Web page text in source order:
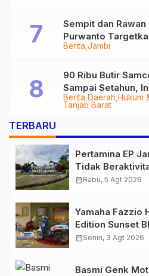
Berita Jambi
Sempit dan
Purwanto
Tungkal-Jambi
Berita Daerah Hukum
Tanjab Barat
90 Ribu Butir
Sampai Setahun,
Audit Menyeluruh
TERBARU
Pertamina EP
Tidak
Migas Demi
calendar_monthRabu, 5 Agt 2026
Yamaha Fazzio
Edition Sunset
Retro Summer
calendar_monthSenin, 3 Agt 2026
Basmi Genk